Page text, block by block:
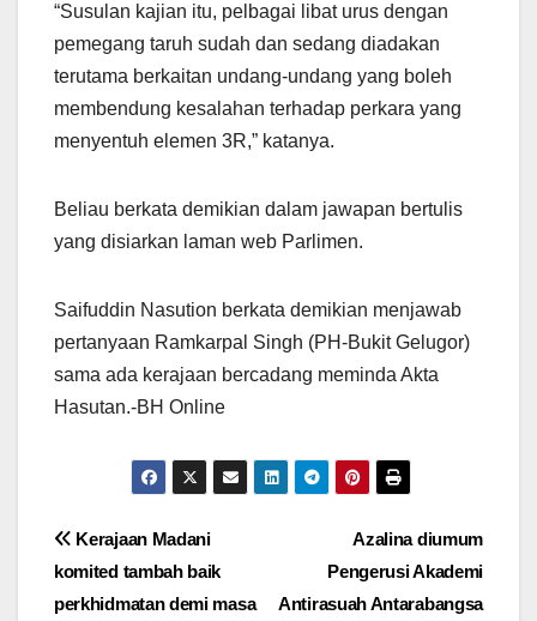
“Susulan kajian itu, pelbagai libat urus dengan
pemegang taruh sudah dan sedang diadakan
terutama berkaitan undang-undang yang boleh
membendung kesalahan terhadap perkara yang
menyentuh elemen 3R,” katanya.
Beliau berkata demikian dalam jawapan bertulis
yang disiarkan laman web Parlimen.
Saifuddin Nasution berkata demikian menjawab
pertanyaan Ramkarpal Singh (PH-Bukit Gelugor)
sama ada kerajaan bercadang meminda Akta
Hasutan.-BH Online
Post
navigation
Azalina diumum
Pengerusi Akademi
Antirasuah Antarabangsa
Kerajaan Madani
komited tambah baik
perkhidmatan demi masa